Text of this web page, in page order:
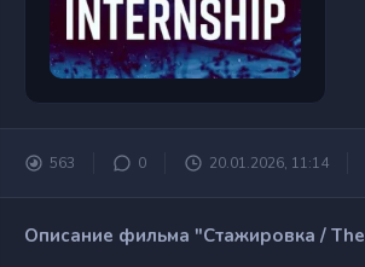
563 0 20.01.2026, 11:14
Описание фильма "Стажировка /